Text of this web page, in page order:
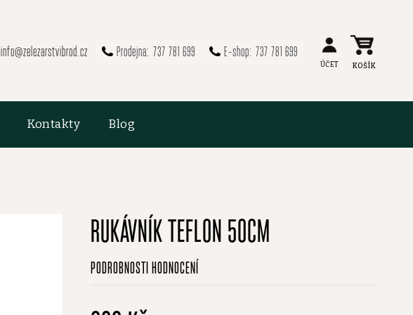
737 781 699
737 781 699
info@zelezarstvibrod.cz
Kontakty Blog
RUKÁVNÍK TEFLON 50CM
Průměrné
hodnocení
PODROBNOSTI HODNOCENÍ